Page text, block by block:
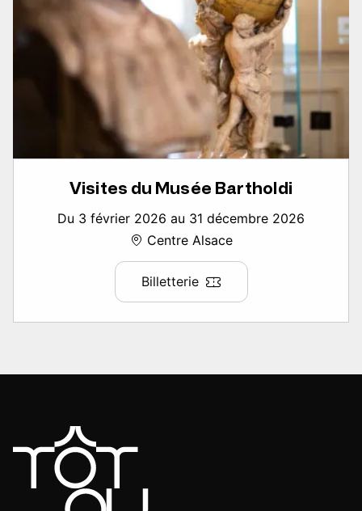
Visites du Musée Bartholdi
Du 3 février 2026 au 31 décembre 2026
Centre Alsace
Billetterie